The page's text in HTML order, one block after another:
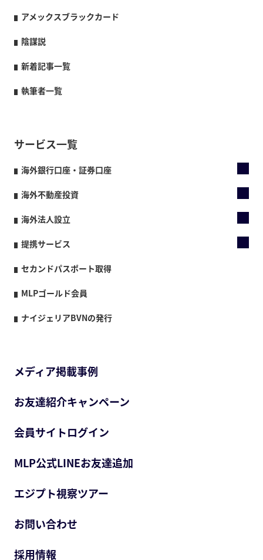
アメックスブラックカード
陰謀説
新着記事一覧
執筆者一覧
サービス一覧
海外銀行口座・証券口座
海外不動産投資
海外法人設立
提携サービス
セカンドパスポート取得
MLPゴールド会員
ナイジェリアBVNの発行
メディア掲載事例
お友達紹介キャンペーン
会員サイトログイン
MLP公式LINEお友達追加
エジプト視察ツアー
お問い合わせ
採用情報